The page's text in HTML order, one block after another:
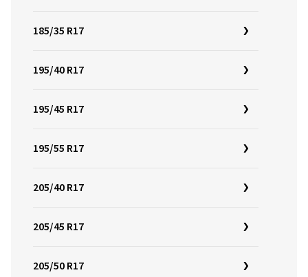
185/35 R17
195/40 R17
195/45 R17
195/55 R17
205/40 R17
205/45 R17
205/50 R17